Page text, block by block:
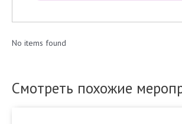
No items found
Смотреть похожие